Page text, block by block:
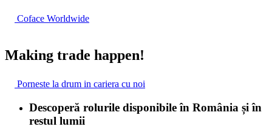
Coface Worldwide
Making trade happen!
Porneste la drum in cariera cu noi
Descoperă rolurile disponibile în România și în
restul lumii